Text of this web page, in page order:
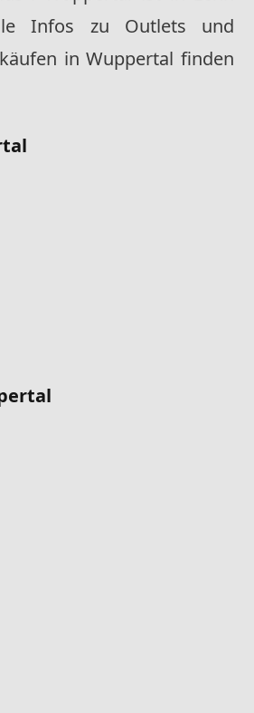
Infos zu Outlets und
in Wuppertal finden